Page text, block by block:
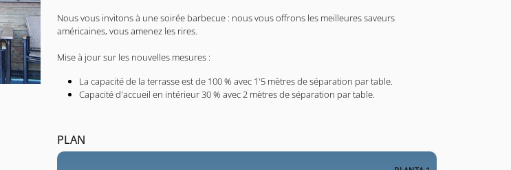
Nous vous invitons à une soirée barbecue : nous vous offrons les meilleures saveurs
américaines, vous amenez les rires.
Mise à jour sur les nouvelles mesures :
La capacité de la terrasse est de 100 % avec 1'5 mètres de séparation par table.
Capacité d'accueil en intérieur 30 % avec 2 mètres de séparation par table.
PLAN